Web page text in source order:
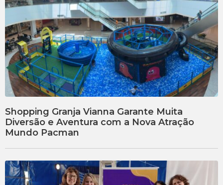
Shopping Granja Vianna Garante Muita
Diversão e Aventura com a Nova Atração
Mundo Pacman